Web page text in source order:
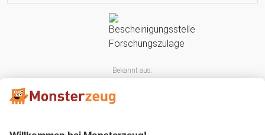
Bekannt aus: